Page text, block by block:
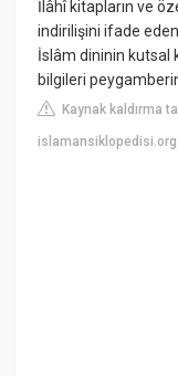
İlâhî kitapların ve
indirilişini ifade eden
İslâm dininin kutsal
bilgileri
Kaynak kaldırma